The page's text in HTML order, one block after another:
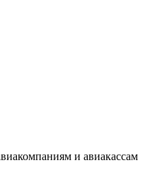
и авиакассам